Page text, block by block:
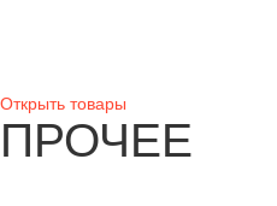
Открыть товары
ПРОЧЕЕ